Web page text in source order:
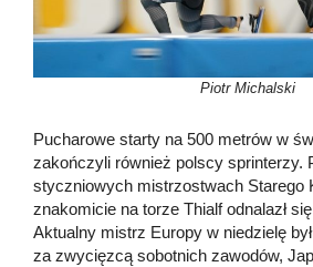
Piotr Michalski
Pucharowe starty na 500 metrów w
zakończyli również polscy sprinterzy.
styczniowych mistrzostwach Starego
znakomicie na torze Thialf odnalazł
Aktualny mistrz Europy w niedzielę
za zwycięzcą sobotnich zawodów,